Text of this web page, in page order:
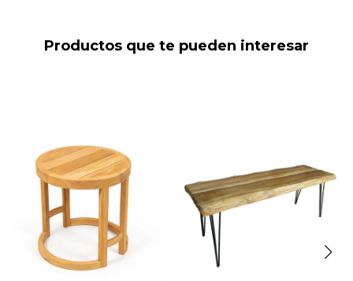
Productos que te pueden interesar